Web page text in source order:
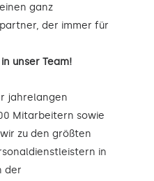
ganz
der immer für
unser Team!
jahrelangen
Mitarbeitern sowie
zu den größten
in
der